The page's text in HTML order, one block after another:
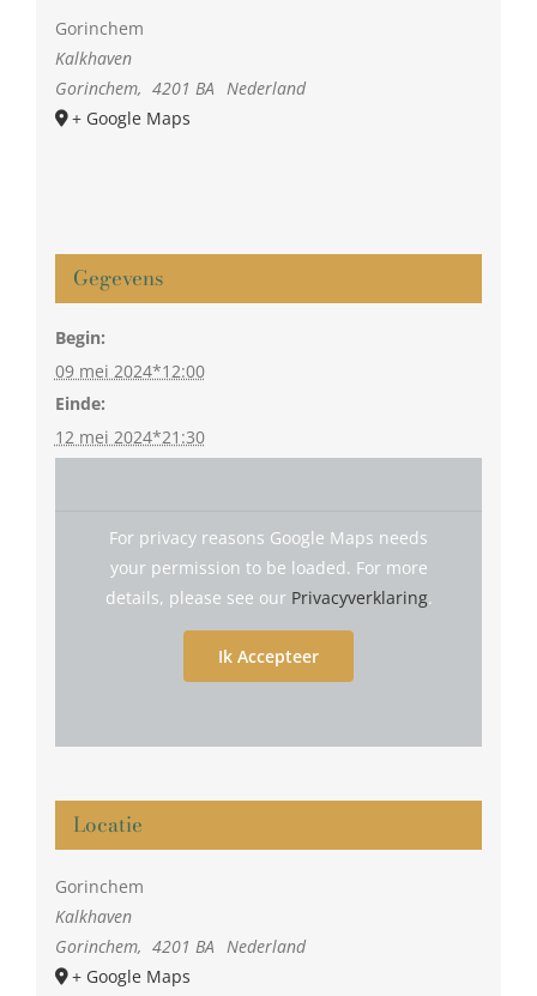
Gorinchem
Kalkhaven
Gorinchem, 4201 BA
Nederland
+ Google Maps
Gegevens
Begin:
09 mei 2024*12:00
Einde:
12 mei 2024*21:30
Locatie
Gorinchem
Kalkhaven
Gorinchem, 4201 BA
Nederland
+ Google Maps
For privacy reasons Google Maps needs
your permission to be loaded. For more
details, please see our Privacyverklaring.
Ik Accepteer